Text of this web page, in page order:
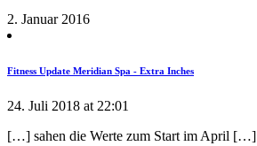
2. Januar 2016
Fitness Update Meridian Spa - Extra Inches
24. Juli 2018 at 22:01
[…] sahen die Werte zum Start im April […]